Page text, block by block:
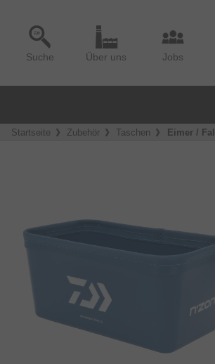
Suche Über uns Jobs
Startseite Zubehör Taschen Eimer /